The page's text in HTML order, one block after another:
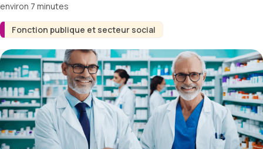
Fonction publique et secteur social
environ 7 minutes